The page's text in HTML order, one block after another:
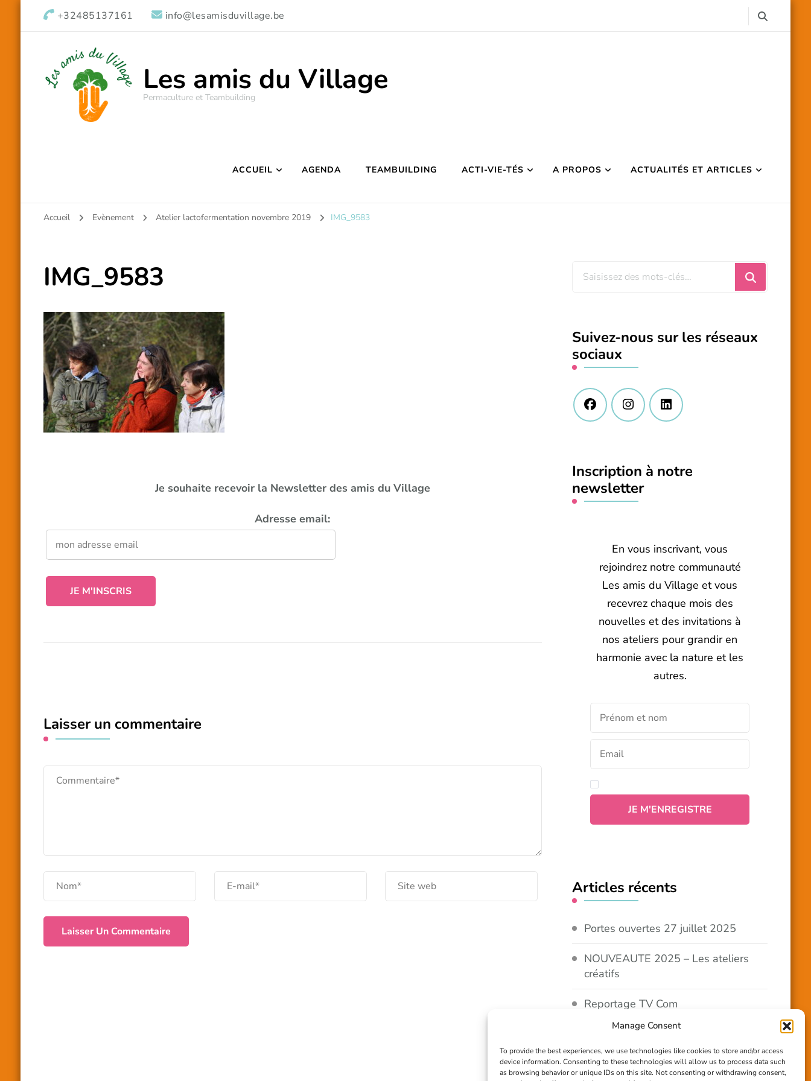
Manage Consent
To provide the best experiences, we use technologies like cookies to store and/or access
device information. Consenting to these technologies will allow us to process data such
as browsing behavior or unique IDs on this site. Not consenting or withdrawing consent,
+32485137161 info@lesamisduvillage.be
Les amis du Village
Permaculture et Teambuilding
ACCUEIL AGENDA TEAMBUILDING ACTI-VIE-TÉS A PROPOS ACTUALITÉS ET ARTICLES
Accueil Evènement Atelier lactofermentation novembre 2019 IMG_9583
IMG_9583
Je souhaite recevoir la Newsletter des amis du Village
Adresse email:
Laisser un commentaire
Vous
?
Suivez-nous sur les réseaux
sociaux
Inscription à notre
newsletter
En vous inscrivant, vous
rejoindrez notre communauté
Les amis du Village et vous
recevrez chaque mois des
nouvelles et des invitations à
nos ateliers pour grandir en
harmonie avec la nature et les
autres.
Articles récents
Portes ouvertes 27 juillet 2025
NOUVEAUTE 2025 – Les ateliers
créatifs
Reportage TV Com
Construction en terre-paille
Chantier Participatif Terre Paille